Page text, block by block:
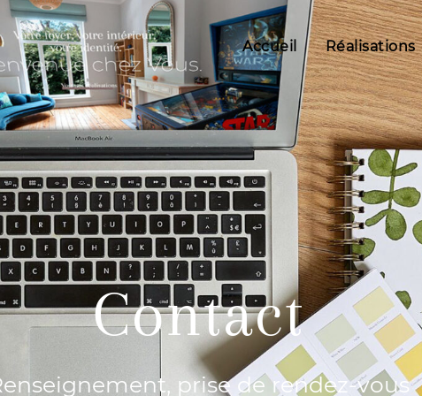
Accueil Réalisations
Contact
prise de rendez-vous